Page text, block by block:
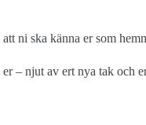
ni ska känna er som
– njut av ert nya tak och